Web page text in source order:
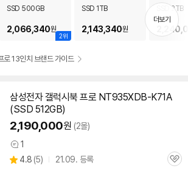
펼
치
기
2위
SSD 500GB
2,066,340원
SSD 1TB
2,143,340원
SSD 2TB
더보기
로 13인치 브랜드 가이드
삼성전자 갤럭시북 프로 NT935XDB-K71A
(SSD 512GB)
2,190,000원 (2몰)
상
품
1
별
4.8 (상
5) 21.09. 등록
관